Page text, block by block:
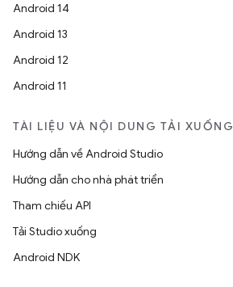
Android 14
Android 13
Android 12
Android 11
TÀI LIỆU VÀ NỘI DUNG TẢI XUỐNG
Hướng dẫn về Android Studio
Hướng dẫn cho nhà phát triển
Tham chiếu API
Tải Studio xuống
Android NDK